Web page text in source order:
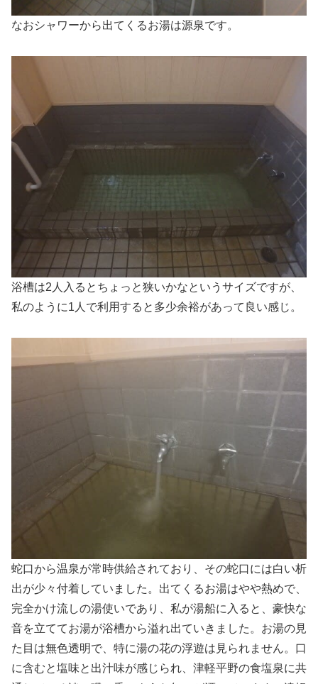
なおシャワーから出てくるお湯は源泉です。
浴槽は2人入るとちょっと狭いかなというサイズですが、
私のように1人で利用すると多少余裕があって良い感じ。
蛇口から温泉が常時供給されており、その蛇口には白い析
出が少々付着していました。出てくるお湯はやや熱めで、
完全かけ流しの湯使いであり、私が湯船に入ると、豪快な
音を立ててお湯が浴槽から溢れ出ていきました。お湯の見
た目は無色透明で、特に湯の花の浮遊は見られません。口
に含むと塩味と出汁味が感じられ、津軽平野の食塩泉に共